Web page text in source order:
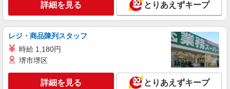
私立医科大学附属病院／一般事務／窓口対応
／データ入力／長期前提
時給1750円 ※交通費の別途支給あり（規定支
給）
東京都板橋区 ※自転車通勤も別途交通費支給
キープ 詳細を見る
詳細を見る とりあえずキープ
レジ・商品陳列スタッフ
時給 1,180円
堺市堺区
詳細を見る とりあえずキープ